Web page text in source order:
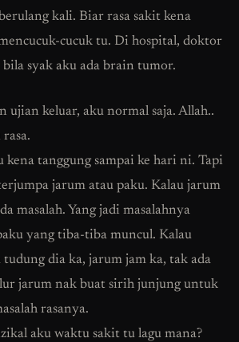
kali. Biar rasa sakit kena
cucuk tu. Di hospital, doktor
bila syak aku ada brain tumor.
ujian keluar, aku normal saja. Allah..
kena tanggung sampai ke hari ni. Tapi
jarum atau paku. Kalau jarum
masalah. Yang jadi masalahnya
yang tiba-tiba muncul. Kalau
dia ka, jarum jam ka, tak ada
jarum nak buat sirih junjung untuk
rasanya.
aku waktu sakit tu lagu mana?